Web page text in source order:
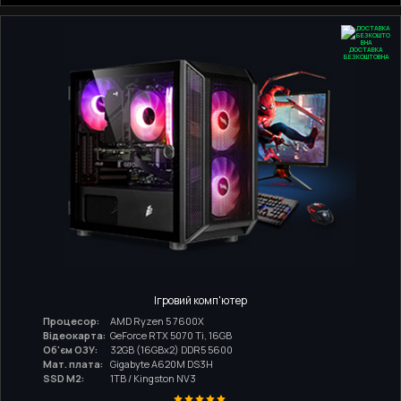
ДОСТАВКА
БЕЗКОШТОВНА
Ігровий комп'ютер
Процесор:
AMD Ryzen 5 7600X
Відеокарта: GeForce RTX 5070 Ti, 16GB
Об'єм ОЗУ:
32GB (16GBx2) DDR5 5600
Мат. плата:
Gigabyte A620M DS3H
SSD M2:
1TB / Kingston NV3